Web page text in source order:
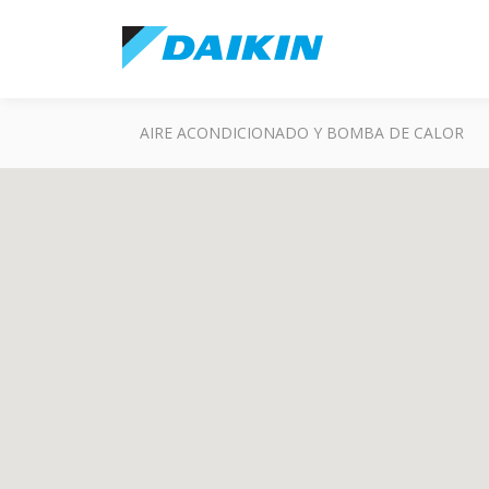
AIRE ACONDICIONADO Y BOMBA DE CALOR